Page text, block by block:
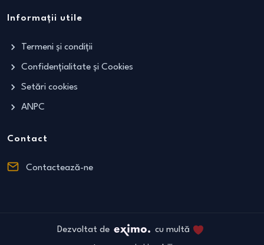
Informații utile
Termeni și condiții
Confidențialitate și Cookies
Setări cookies
ANPC
Contact
Contactează-ne
Dezvoltat de
cu multă